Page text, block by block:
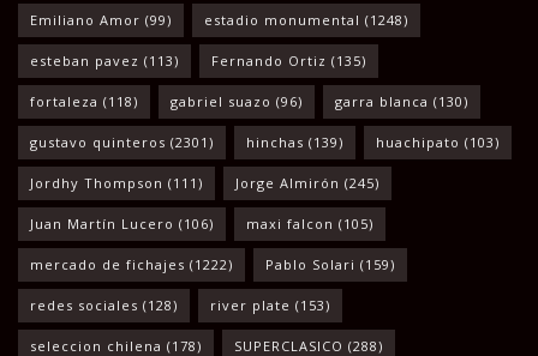
Emiliano Amor (99) estadio monumental (1248)
esteban pavez (113) Fernando Ortiz (135)
fortaleza (118) gabriel suazo (96) garra blanca (130)
gustavo quinteros (2301) hinchas (139) huachipato (103)
Jordhy Thompson (111) Jorge Almirón (245)
Juan Martín Lucero (106) maxi falcon (105)
mercado de fichajes (1222) Pablo Solari (159)
redes sociales (128) river plate (153)
seleccion chilena (178) SUPERCLASICO (288)